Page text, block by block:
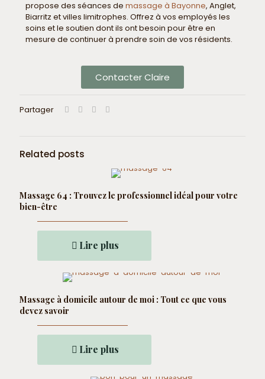
propose des séances de massage à Bayonne, Anglet,
Biarritz et villes limitrophes. Offrez à vos employés les
soins et le soutien dont ils ont besoin pour être en
mesure de continuer à prendre soin de vos résidents.
Contacter Claire
Partager
Related posts
Massage 64 : Trouvez le professionnel idéal pour votre
bien-être
Lire plus
Massage à domicile autour de moi : Tout ce que vous
devez savoir
Lire plus